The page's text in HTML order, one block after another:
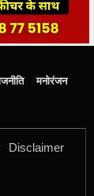
मनोरंजन
Disclaimer